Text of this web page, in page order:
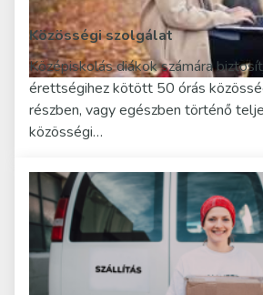
Közösségi szolgálat
Középiskolás diákok számára
érettségihez kötött 50 órás
részben, vagy egészben történő
közösségi…